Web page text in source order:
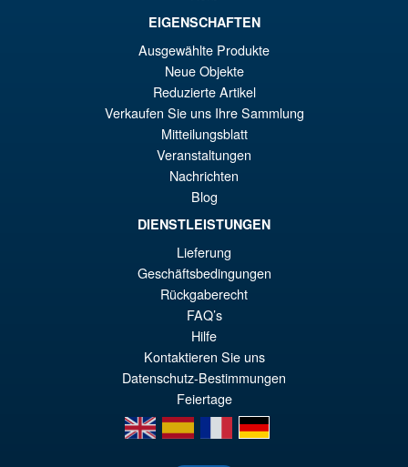
VORBESTELLUNGEN
S.H.Figuarts Dragon Ball Z
Full Power Frieza Battle
Scarred Edition Action Figure
VORBESTELLUNGEN
EIGENSCHAFTEN
Ausgewählte Produkte
Neue Objekte
Reduzierte Artikel
Verkaufen Sie uns Ihre Sammlung
Mitteilungsblatt
Veranstaltungen
Nachrichten
Blog
DIENSTLEISTUNGEN
Lieferung
Geschäftsbedingungen
Rückgaberecht
FAQ’s
Hilfe
Kontaktieren Sie uns
Datenschutz-Bestimmungen
Feiertage
en
es fr de